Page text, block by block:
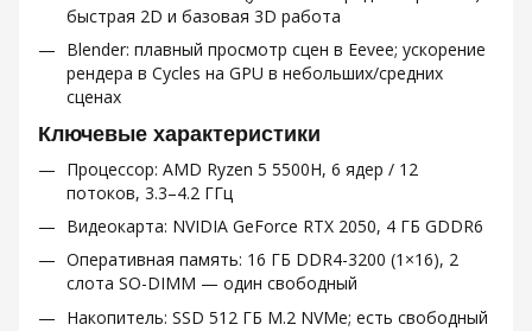
быстрая 2D и базовая 3D работа
Blender: плавный просмотр сцен в Eevee; ускорение
рендера в Cycles на GPU в небольших/средних
сценах
Ключевые характеристики
Процессор: AMD Ryzen 5 5500H, 6 ядер / 12
потоков, 3.3–4.2 ГГц
Видеокарта: NVIDIA GeForce RTX 2050, 4 ГБ GDDR6
Оперативная память: 16 ГБ DDR4-3200 (1×16), 2
слота SO-DIMM — один свободный
Накопитель: SSD 512 ГБ M.2 NVMe; есть свободный